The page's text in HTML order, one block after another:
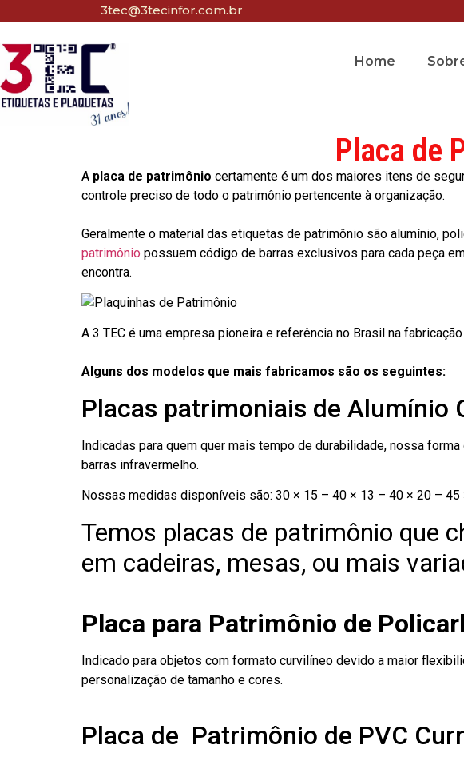
3tec@3tecinfor.com.br
Home
Placa de
A placa de patrimônio certamente é um dos maiores itens de
controle preciso de todo o patrimônio pertencente à organização.
Geralmente o material das etiquetas de patrimônio são alumínio,
patrimônio possuem código de barras exclusivos para cada peça
encontra.
A 3 TEC é uma empresa pioneira e referência no Brasil na
Alguns dos modelos que mais fabricamos são os seguintes:
Placas patrimoniais de Alumínio
Indicadas para quem quer mais tempo de durabilidade, nossa
barras infravermelho.
Nossas medidas disponíveis são: 30 × 15 – 40 × 13 – 40 × 20 –
Temos placas de patrimônio que
em cadeiras, mesas, ou mais
Placa para Patrimônio de
Indicado para objetos com formato curvilíneo devido a maior
personalização de tamanho e cores.
Placa de Patrimônio de PVC